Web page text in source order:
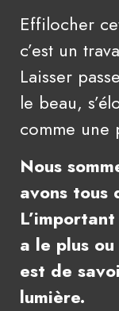
Effilocher
c’est un
Laisser
le beau,
comme une
Nous
avons tous
a le plus
est de
lumière.